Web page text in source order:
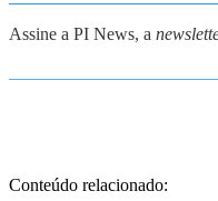
Assine a PI News, a
Conteúdo relacionado: